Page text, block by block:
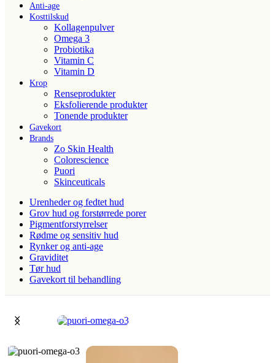
Anti-age
Kosttilskud
Kollagenpulver
Omega 3
Probiotika
Vitamin C
Vitamin D
Krop
Renseprodukter
Eksfolierende produkter
Tonende produkter
Gavekort
Brands
Zo Skin Health
Colorescience
Puori
Skinceuticals
Urenheder og fedtet hud
Grov hud og forstørrede porer
Pigmentforstyrrelser
Rødme og sensitiv hud
Rynker og anti-age
Graviditet
Tør hud
Gavekort til behandling